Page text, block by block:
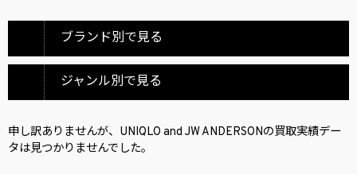
ブランド別で見る
ジャンル別で見る
申し訳ありませんが、UNIQLO and JW ANDERSONの買取実績デー
タは見つかりませんでした。